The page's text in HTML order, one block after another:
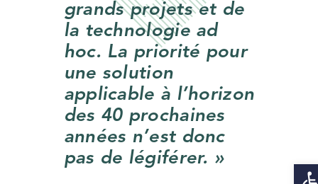
grands projets et de
la technologie ad
hoc. La priorité pour
une solution
applicable à l’horizon
des 40 prochaines
années n’est donc
pas de légiférer. »